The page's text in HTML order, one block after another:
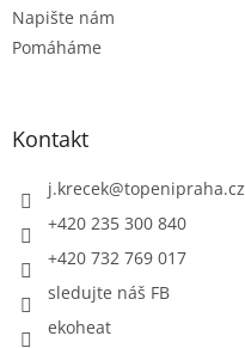
Napište nám
Pomáháme
Kontakt
j.krecek@topenipraha.cz
+420 235 300 840
+420 732 769 017
sledujte náš FB
ekoheat